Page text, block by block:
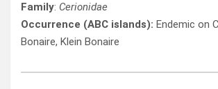
Family: Cerionidae
Occurrence (ABC islands): Endemic on
Bonaire, Klein Bonaire